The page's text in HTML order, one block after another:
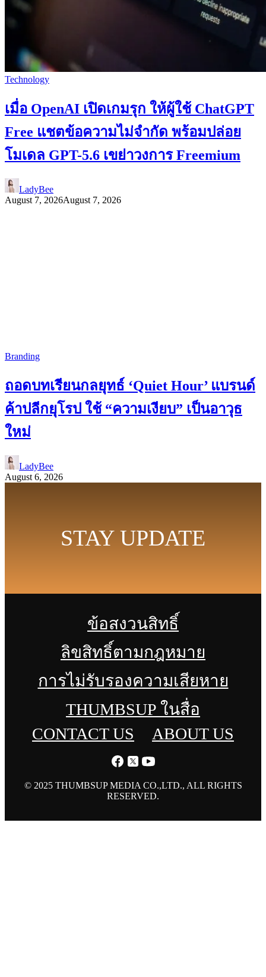
Technology
เมื่อ OpenAI เปิดเกมรุก ให้ผู้ใช้ ChatGPT
Free แชตข้อความไม่จำกัด พร้อมปล่อย
โมเดล GPT-5.6 เขย่าวงการ Freemium
LadyBee
August 7, 2026August 7, 2026
Branding
ถอดบทเรียนกลยุทธ์ ‘Quiet Hour’ แบรนด์
ค้าปลีกยุโรป ใช้ “ความเงียบ” เป็นอาวุธ
ใหม่
LadyBee
August 6, 2026
STAY UPDATE
ข้อสงวนสิทธิ์
ลิขสิทธิ์ตามกฎหมาย
การไม่รับรองความเสียหาย
THUMBSUP ในสื่อ
CONTACT US
ABOUT US
© 2025 THUMBSUP MEDIA CO.,LTD., ALL RIGHTS
RESERVED.